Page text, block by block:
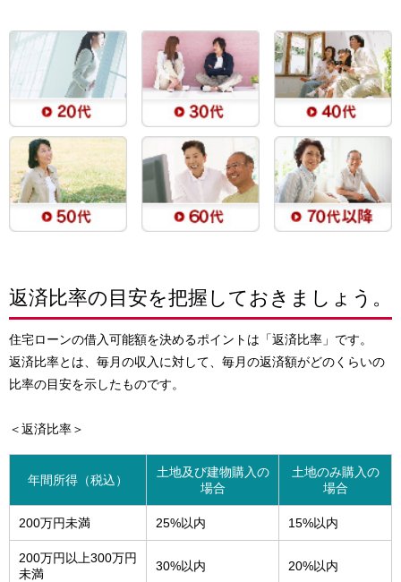
返済比率の目安を把握しておきましょう。
住宅ローンの借入可能額を決めるポイントは「返済比率」です。
返済比率とは、毎月の収入に対して、毎月の返済額がどのくらいの
比率の目安を示したものです。
＜返済比率＞
年間所得（税込）
土地及び建物購入の
場合
土地のみ購入の
場合
200万円未満 25%以内 15%以内
200万円以上300万円
未満
30%以内 20%以内